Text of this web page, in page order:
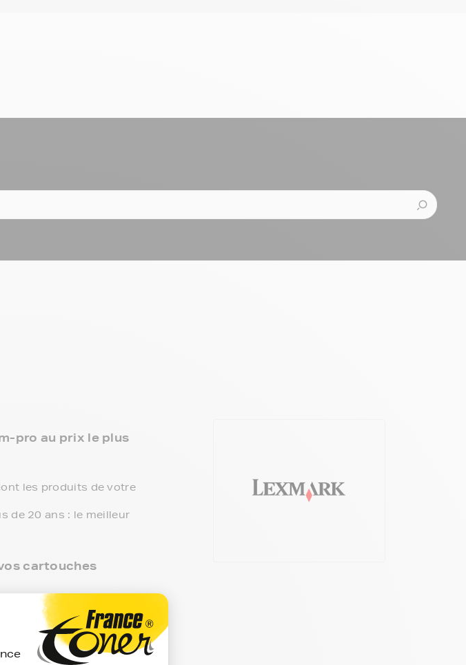
pro au prix le plus
les produits de votre
de 20 ans : le meilleur
cartouches
sont garantis 2
compromis
et couleur, en pack ou